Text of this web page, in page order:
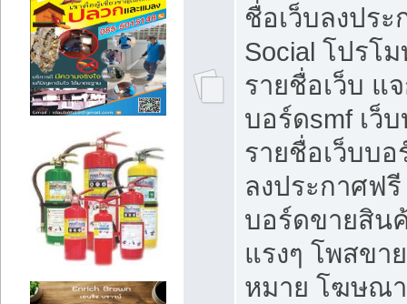
ชื่อเว็บลงปร
Social โปรโ
รายชื่อเว็บ แ
บอร์ดsmf เว็
รายชื่อเว็บบ
ลงประกาศฟรี
บอร์ดขายสิน
แรงๆ โพสขา
หมาย โฆษณ